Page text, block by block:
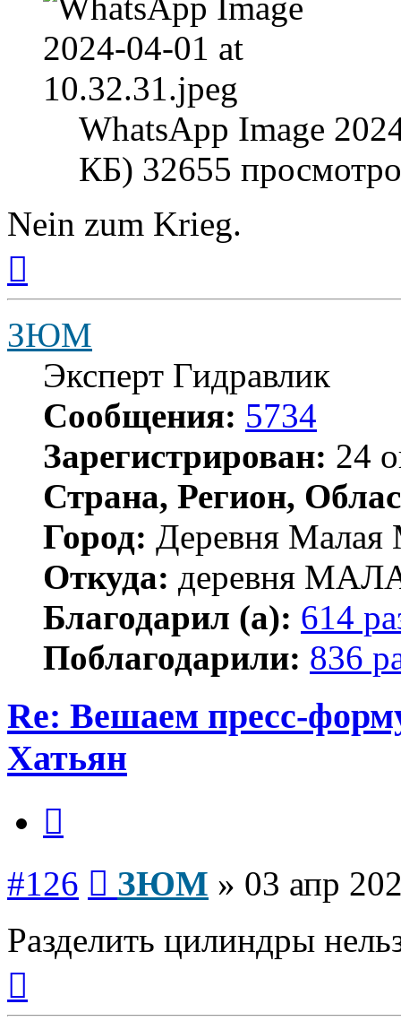
WhatsApp Image
КБ) 32655
Nein zum Krieg.
началу
ЗЮМ
Эксперт Гидравлик
Сообщения: 5734
Зарегистрирован: 24
Страна, Регион,
Город: Деревня Малая
Откуда: деревня
Благодарил (а): 614
Поблагодарили: 836
Re: Вешаем пресс-
Хатьян
#126 ЗЮМ » 03 апр
Разделить цилиндры
началу